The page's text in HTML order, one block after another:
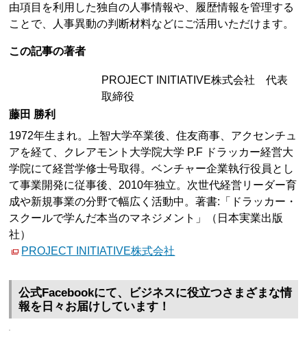
由項目を利用した独自の人事情報や、履歴情報を管理する
ことで、人事異動の判断材料などにご活用いただけます。
この記事の著者
PROJECT INITIATIVE株式会社 代表
取締役
藤田 勝利
1972年生まれ。上智大学卒業後、住友商事、アクセンチュ
アを経て、クレアモント大学院大学 P.F ドラッカー経営大
学院にて経営学修士号取得。ベンチャー企業執行役員とし
て事業開発に従事後、2010年独立。次世代経営リーダー育
成や新規事業の分野で幅広く活動中。著書:「ドラッカー・
スクールで学んだ本当のマネジメント」（日本実業出版
社）
PROJECT INITIATIVE株式会社
公式Facebookにて、ビジネスに役立つさまざまな情
報を日々お届けしています！